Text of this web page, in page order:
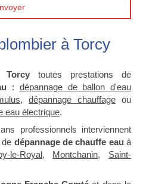
à Torcy
Torcytoutes prestations de
: dépannage de ballon d'eau
, dépannage chauffage ou
eau électrique.
professionnels interviennent
dépannage de chauffe eau à
le-Royal, Montchanin, Saint-